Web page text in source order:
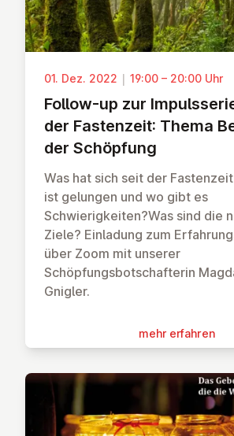
01. Dez. 2022 | 19:00 – 20:00 Uhr
Follow-up zur
der Fas­ten­zeit: Thema
der Schöpfung
Was hat sich seit der
ist gelungen und wo gibt es
Schwierigkeiten?Was sind die
Ziele? Einladung zum
über Zoom mit unserer
Schöpfungsbotschafterin
Gnigler.
mehr erfahren